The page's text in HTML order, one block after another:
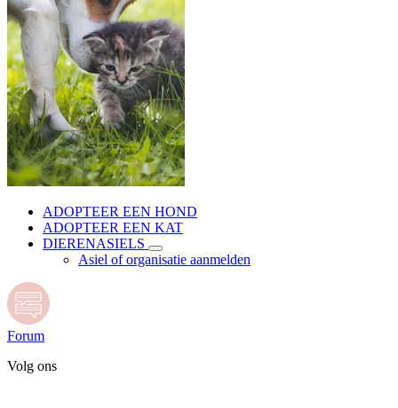
ADOPTEER EEN HOND
ADOPTEER EEN KAT
DIERENASIELS
Asiel of organisatie aanmelden
Forum
Volg ons